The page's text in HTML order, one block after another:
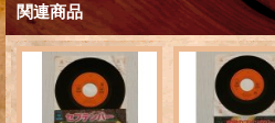
関連商品